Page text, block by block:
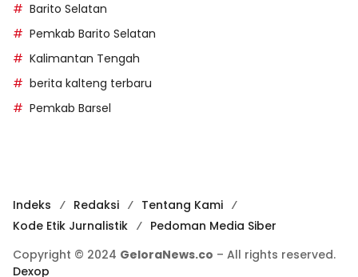
Barito Selatan
Pemkab Barito Selatan
Kalimantan Tengah
berita kalteng terbaru
Pemkab Barsel
Indeks Redaksi
Tentang Kami
Kode Etik Jurnalistik
Pedoman Media Siber
Copyright © 2024 GeloraNews.co – All rights reserved.
Dexop